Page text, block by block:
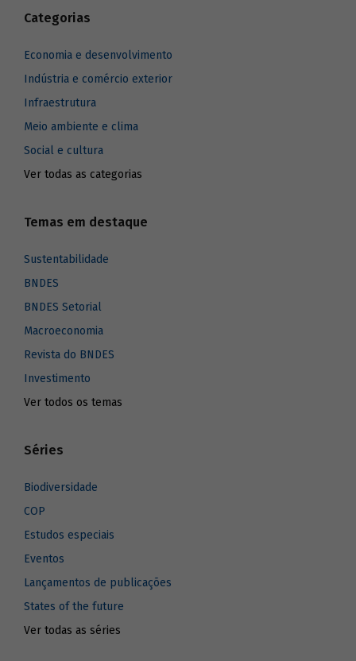
Categorias
Economia e desenvolvimento
Indústria e comércio exterior
Infraestrutura
Meio ambiente e clima
Social e cultura
Ver todas as categorias
Temas em destaque
Sustentabilidade
BNDES
BNDES Setorial
Macroeconomia
Revista do BNDES
Investimento
Ver todos os temas
Séries
Biodiversidade
COP
Estudos especiais
Eventos
Lançamentos de publicações
States of the future
Ver todas as séries